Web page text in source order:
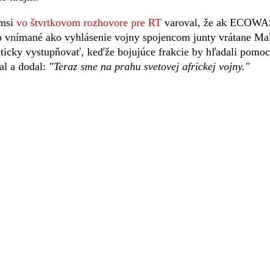
vo štvrtkovom rozhovore pre RT varoval, že ak
ako vyhlásenie vojny spojencom junty vrátane
vystupňovať, keďže bojujúce frakcie by hľadali
a dodal: "Teraz sme na prahu svetovej africkej vojny."